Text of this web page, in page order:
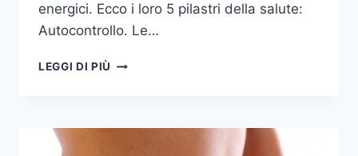
energici. Ecco i loro 5 pilastri della salute:
Autocontrollo. Le…
LEGGI DI PIÙ 5
SALUTE